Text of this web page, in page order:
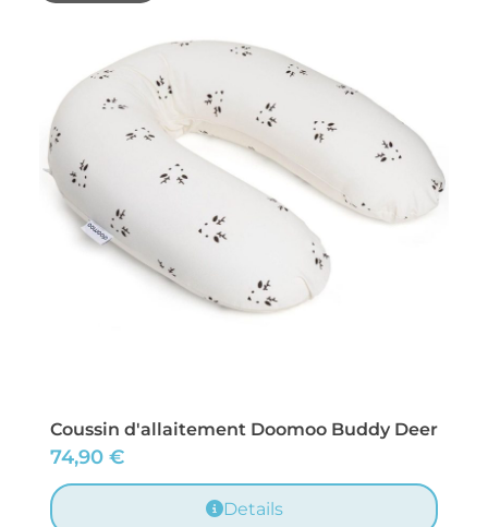
Coussin d'allaitement Doomoo Buddy Deer
74,90 €
Details